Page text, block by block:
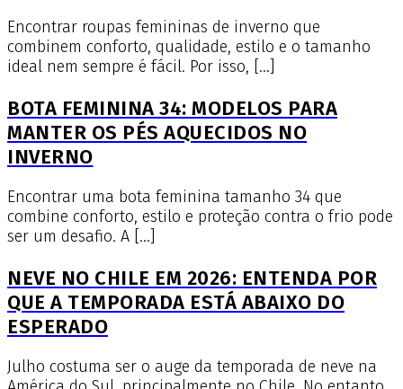
Encontrar roupas femininas de inverno que
combinem conforto, qualidade, estilo e o tamanho
ideal nem sempre é fácil. Por isso, […]
BOTA FEMININA 34: MODELOS PARA
MANTER OS PÉS AQUECIDOS NO
INVERNO
Encontrar uma bota feminina tamanho 34 que
combine conforto, estilo e proteção contra o frio pode
ser um desafio. A […]
NEVE NO CHILE EM 2026: ENTENDA POR
QUE A TEMPORADA ESTÁ ABAIXO DO
ESPERADO
Julho costuma ser o auge da temporada de neve na